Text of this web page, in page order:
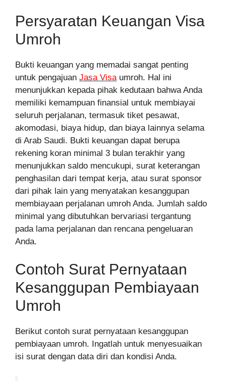
Persyaratan Keuangan Visa
Umroh
Bukti keuangan yang memadai sangat penting
untuk pengajuan Jasa Visa umroh. Hal ini
menunjukkan kepada pihak kedutaan bahwa Anda
memiliki kemampuan finansial untuk membiayai
seluruh perjalanan, termasuk tiket pesawat,
akomodasi, biaya hidup, dan biaya lainnya selama
di Arab Saudi. Bukti keuangan dapat berupa
rekening koran minimal 3 bulan terakhir yang
menunjukkan saldo mencukupi, surat keterangan
penghasilan dari tempat kerja, atau surat sponsor
dari pihak lain yang menyatakan kesanggupan
membiayaan perjalanan umroh Anda. Jumlah saldo
minimal yang dibutuhkan bervariasi tergantung
pada lama perjalanan dan rencana pengeluaran
Anda.
Contoh Surat Pernyataan
Kesanggupan Pembiayaan
Umroh
Berikut contoh surat pernyataan kesanggupan
pembiayaan umroh. Ingatlah untuk menyesuaikan
isi surat dengan data diri dan kondisi Anda.